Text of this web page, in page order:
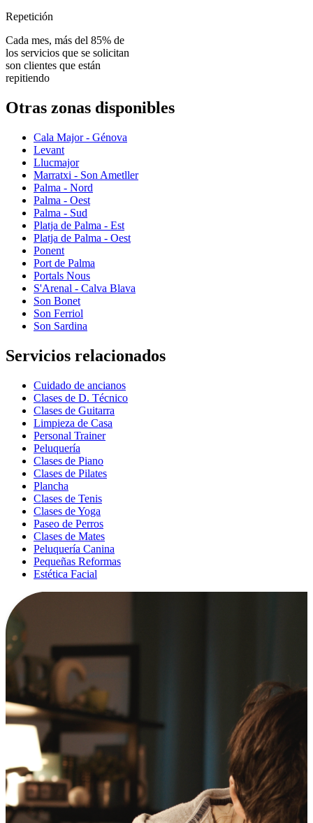
Repetición
Cada mes, más del 85% de
los servicios que se solicitan
son clientes que están
repitiendo
Otras zonas disponibles
Cala Major - Génova
Levant
Llucmajor
Marratxi - Son Ametller
Palma - Nord
Palma - Oest
Palma - Sud
Platja de Palma - Est
Platja de Palma - Oest
Ponent
Port de Palma
Portals Nous
S'Arenal - Calva Blava
Son Bonet
Son Ferriol
Son Sardina
Servicios relacionados
Cuidado de ancianos
Clases de D. Técnico
Clases de Guitarra
Limpieza de Casa
Personal Trainer
Peluquería
Clases de Piano
Clases de Pilates
Plancha
Clases de Tenis
Clases de Yoga
Paseo de Perros
Clases de Mates
Peluquería Canina
Pequeñas Reformas
Estética Facial